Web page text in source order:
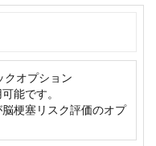
能です。
梗塞リスク評価のオプ